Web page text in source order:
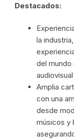
Destacados:
la
del mundo
Amplia
con una
desde
músicos y